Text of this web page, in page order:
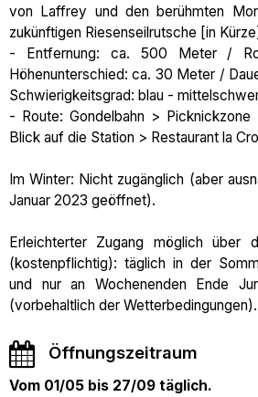
von Laffrey und den berühmten
zukünftigen Riesenseilrutsche [in
- Entfernung: ca. 500 Meter /
Höhenunterschied: ca. 30 Meter /
Schwierigkeitsgrad: blau -
- Route: Gondelbahn >
Blick auf die Station > Restaurant la
Im Winter: Nicht zugänglich (aber
Januar 2023 geöffnet).
Erleichterter Zugang möglich über
(kostenpflichtig): täglich in der
und nur an Wochenenden Ende
(vorbehaltlich der Wetterbedingungen).
Öffnungszeitraum
Vom 01/05 bis 27/09 täglich.